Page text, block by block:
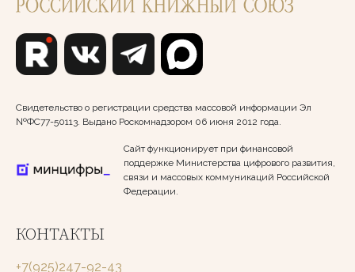
Свидетельство о регистрации средства массовой информации Эл
№ФС77-50113. Выдано Роскомнадзором 06 июня 2012 года.
Сайт функционирует при финансовой
поддержке Министерства цифрового развития,
связи и массовых коммуникаций Российской
Федерации.
КОНТАКТЫ
+7(925)247-92-43